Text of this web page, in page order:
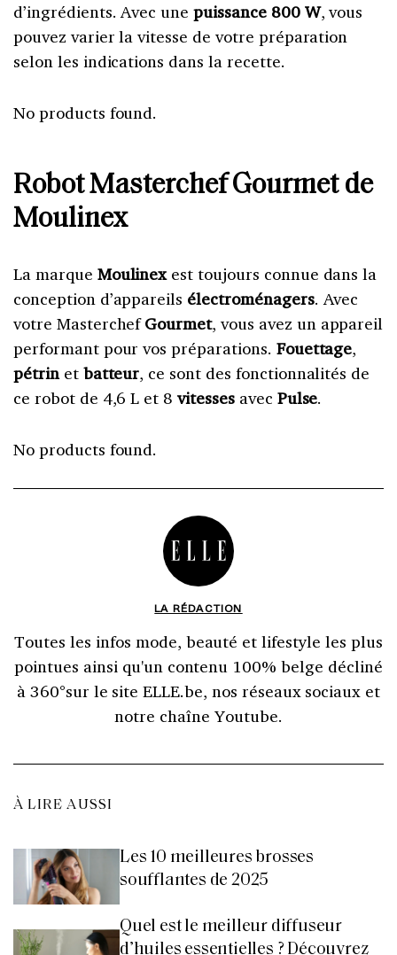
d’ingrédients. Avec unepuissance 800 W, vous
pouvez varier la vitesse de votre préparation
selon les indications dans la recette.
No products found.
Robot Masterchef Gourmet de
Moulinex
La marque Moulinexest toujours connue dans la
conception d’appareils électroménagers. Avec
votre MasterchefGourmet, vous avez un appareil
performant pour vos préparations. Fouettage,
pétrinet batteur, ce sont des fonctionnalités de
ce robot de 4,6 L et 8vitessesavec Pulse.
No products found.
LA RÉDACTION
Toutes les infos mode, beauté et lifestyle les plus
pointues ainsi qu'un contenu 100% belge décliné
à 360°sur le site ELLE.be, nos réseaux sociaux et
notre chaîne Youtube.
À LIRE AUSSI
Les 10 meilleures brosses
soufflantes de 2025
Quel est le meilleur diffuseur
d’huiles essentielles ? Découvrez